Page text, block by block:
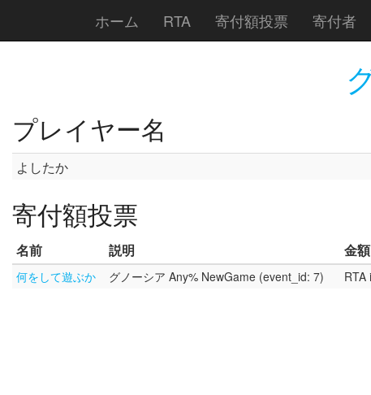
ホーム RTA 寄付額投票 寄付者
プレイヤー名
よしたか
寄付額投票
名前 説明 金額
何をして遊ぶか グノーシア Any% NewGame (event_id: 7) RTA